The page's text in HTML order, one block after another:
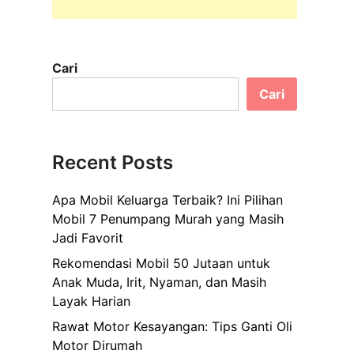
Cari
Cari
Recent Posts
Apa Mobil Keluarga Terbaik? Ini Pilihan
Mobil 7 Penumpang Murah yang Masih
Jadi Favorit
Rekomendasi Mobil 50 Jutaan untuk
Anak Muda, Irit, Nyaman, dan Masih
Layak Harian
Rawat Motor Kesayangan: Tips Ganti Oli
Motor Dirumah